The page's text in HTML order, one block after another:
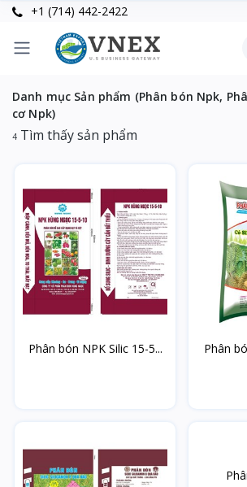
+1 (714) 442-2422
Danh mục Sản phẩm (Phân bón Npk,
cơ Npk)
4 Tìm thấy sản phẩm
Phân bón NPK Silic 15-5... Phân